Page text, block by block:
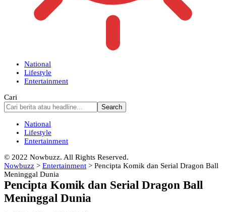
National
Lifestyle
Entertainment
Cari
National
Lifestyle
Entertainment
© 2022 Nowbuzz. All Rights Reserved.
Nowbuzz > Entertainment > Pencipta Komik dan Serial Dragon Ball
Meninggal Dunia
Pencipta Komik dan Serial Dragon Ball
Meninggal Dunia